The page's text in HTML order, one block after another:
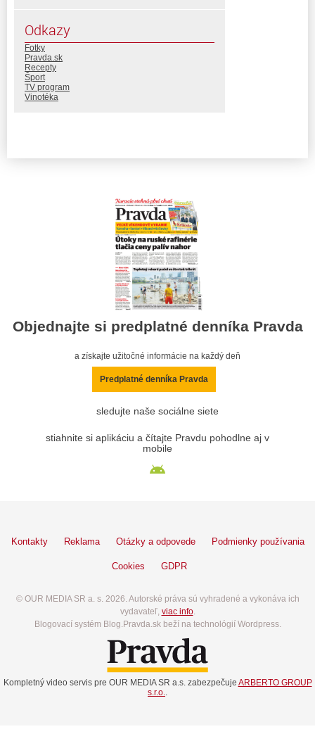
Odkazy
Fotky
Pravda.sk
Recepty
Šport
TV program
Vinotéka
Objednajte si predplatné denníka Pravda
a získajte užitočné informácie na každý deň
Predplatné denníka Pravda
sledujte naše sociálne siete
stiahnite si aplikáciu a čítajte Pravdu pohodlne aj v
mobile
Kontakty Reklama Otázky a odpovede Podmienky používania
Cookies GDPR
© OUR MEDIA SR a. s. 2026. Autorské práva sú vyhradené a vykonáva ich
vydavateľ, viac info.
Blogovací systém Blog.Pravda.sk beží na technológií Wordpress.
Kompletný video servis pre OUR MEDIA SR a.s. zabezpečuje ARBERTO GROUP
s.r.o.